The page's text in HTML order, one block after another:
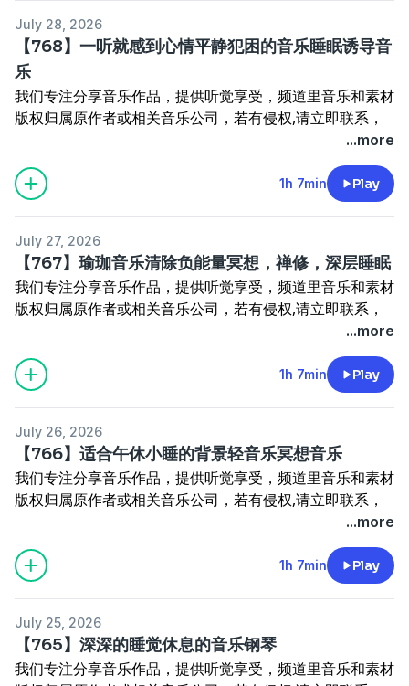
资源可私信我，我会集中回复
本频道所有音乐下载地址：
https://pan.quark.cn/s/370230e022c6
July 28, 2026
【768】一听就感到心情平静犯困的音乐睡眠诱导音
乐
我们专注分享音乐作品，提供听觉享受，频道里音乐和素材
版权归属原作者或相关音乐公司，若有侵权,请立即联系，
将迅速采取删除措施；我们呼吁鼓励大家支持正版音乐，共
同维护创作的合法权益，非常感谢支持,您的支持是前进的
动力；收集整理剪辑是一项繁琐的工作，希望理解和尊重；
鼓励留言分享心得和感受，打造积极健康的交流环境，不断
资源可私信我，我会集中回复
本频道所有音乐下载地址：
https://pan.quark.cn/s/370230e022c6
...more
1h 7min Play
July 27, 2026
【767】瑜珈音乐清除负能量冥想，禅修，深层睡眠
我们专注分享音乐作品，提供听觉享受，频道里音乐和素材
版权归属原作者或相关音乐公司，若有侵权,请立即联系，
将迅速采取删除措施；我们呼吁鼓励大家支持正版音乐，共
同维护创作的合法权益，非常感谢支持,您的支持是前进的
动力；收集整理剪辑是一项繁琐的工作，希望理解和尊重；
鼓励留言分享心得和感受，打造积极健康的交流环境，不断
资源可私信我，我会集中回复
本频道所有音乐下载地址：
https://pan.quark.cn/s/370230e022c6
...more
1h 7min Play
July 26, 2026
【766】适合午休小睡的背景轻音乐冥想音乐
我们专注分享音乐作品，提供听觉享受，频道里音乐和素材
版权归属原作者或相关音乐公司，若有侵权,请立即联系，
将迅速采取删除措施；我们呼吁鼓励大家支持正版音乐，共
同维护创作的合法权益，非常感谢支持,您的支持是前进的
动力；收集整理剪辑是一项繁琐的工作，希望理解和尊重；
鼓励留言分享心得和感受，打造积极健康的交流环境，不断
资源可私信我，我会集中回复
本频道所有音乐下载地址：
https://pan.quark.cn/s/370230e022c6
...more
1h 7min Play
July 25, 2026
【765】深深的睡觉休息的音乐钢琴
我们专注分享音乐作品，提供听觉享受，频道里音乐和素材